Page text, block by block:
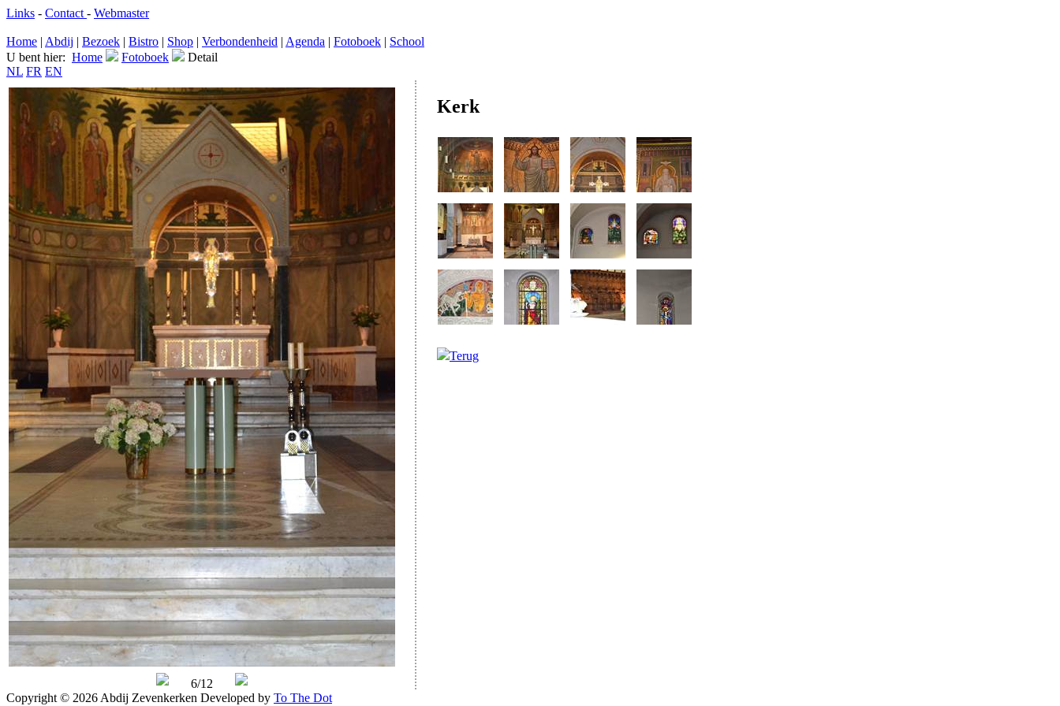
Links - Contact - Webmaster
Home | Abdij | Bezoek | Bistro | Shop | Verbondenheid | Agenda | Fotoboek | School
U bent hier: Home Fotoboek
Detail
NL FR EN
6/12
Kerk
Terug
Copyright © 2026 Abdij Zevenkerken Developed by To The Dot